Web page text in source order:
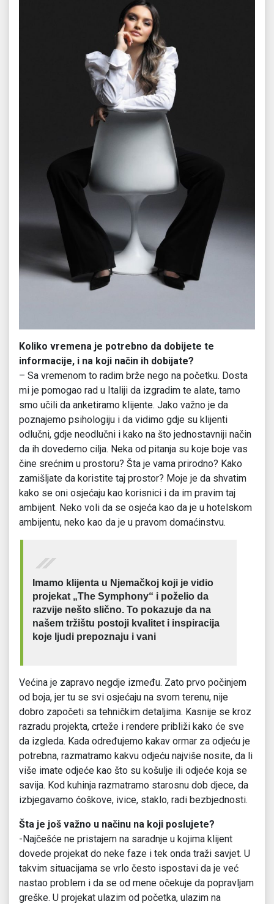
Koliko vremena je potrebno da dobijete te
informacije, i na koji način ih dobijate?
– Sa vremenom to radim brže nego na početku. Dosta
mi je pomogao rad u Italiji da izgradim te alate, tamo
smo učili da anketiramo klijente. Jako važno je da
poznajemo psihologiju i da vidimo gdje su klijenti
odlučni, gdje neodlučni i kako na što jednostavniji način
da ih dovedemo cilja. Neka od pitanja su koje boje vas
čine srećnim u prostoru? Šta je vama prirodno? Kako
zamišljate da koristite taj prostor? Moje je da shvatim
kako se oni osjećaju kao korisnici i da im pravim taj
ambijent. Neko voli da se osjeća kao da je u hotelskom
ambijentu, neko kao da je u pravom domaćinstvu.
Imamo klijenta u Njemačkoj koji je vidio
projekat „The Symphony“ i poželio da
razvije nešto slično. To pokazuje da na
našem tržištu postoji kvalitet i inspiracija
koje ljudi prepoznaju i vani
Većina je zapravo negdje između. Zato prvo počinjem
od boja, jer tu se svi osjećaju na svom terenu, nije
dobro započeti sa tehničkim detaljima. Kasnije se kroz
razradu projekta, crteže i rendere približi kako će sve
da izgleda. Kada određujemo kakav ormar za odjeću je
potrebna, razmatramo kakvu odjeću najviše nosite, da li
više imate odjeće kao što su košulje ili odjeće koja se
savija. Kod kuhinja razmatramo starosnu dob djece, da
izbjegavamo ćoškove, ivice, staklo, radi bezbjednosti.
Šta je još važno u načinu na koji poslujete?
-Najčešće ne pristajem na saradnje u kojima klijent
dovede projekat do neke faze i tek onda traži savjet. U
takvim situacijama se vrlo često ispostavi da je već
nastao problem i da se od mene očekuje da popravljam
greške. U projekat ulazim od početka, ulazim na